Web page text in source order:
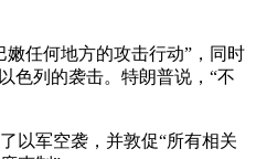
任何地方的攻击行动”，同时
色列的袭击。特朗普说，“不
以军空袭，并敦促“所有相关